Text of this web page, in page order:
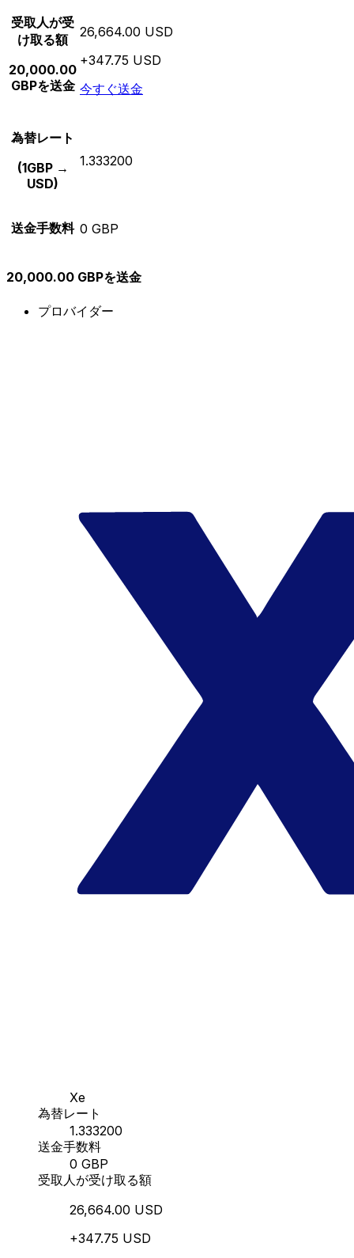
受取人が受
け取る額
20,000.00
GBPを送金
26,664.00 USD
+347.75 USD
今すぐ送金
為替レート
(1GBP →
USD)
1.333200
送金手数料 0 GBP
20,000.00 GBPを送金
プロバイダー
Xe
為替レート
1.333200
送金手数料
0 GBP
受取人が受け取る額
26,664.00 USD
+347.75 USD